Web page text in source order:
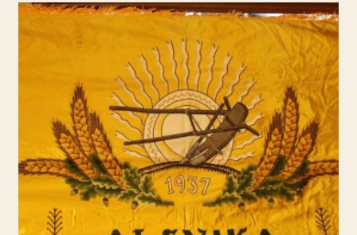
kalēja J. Lācīša 19. un 20. gadsimta mijā rakstītās darba un
rēķinu uzskaites burtnīcas. Rūpīgi veiktajos pierakstos var
lasīt: kam un kad sniegti pakalpojumi, kādi un cik
apjomīgi darbi veikti, cik lieli ir bijuši ieņēmumi un
izdevumi, atsevišķā sadaļā uzskaitīti arī parādnieki.